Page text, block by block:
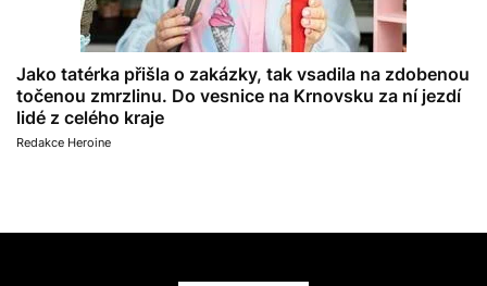
Jako tatérka přišla o zakázky, tak vsadila na zdobenou
točenou zmrzlinu. Do vesnice na Krnovsku za ní jezdí
lidé z celého kraje
Redakce Heroine